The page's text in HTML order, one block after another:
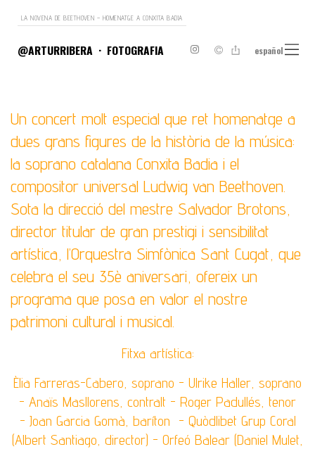
LA NOVENA DE BEETHOVEN – HOMENATGE A CONXITA BADIA
@ARTURRIBERA FOTOGRAFIA español
Un concert molt especial que ret homenatge a
dues grans figures de la història de la música:
la soprano catalana Conxita Badia i el
compositor universal Ludwig van Beethoven.
Sota la direcció del mestre Salvador Brotons,
director titular de gran prestigi i sensibilitat
artística, l’Orquestra Simfònica Sant Cugat, que
celebra el seu 35è aniversari, ofereix un
programa que posa en valor el nostre
patrimoni cultural i musical.
Fitxa artística:
Èlia Farreras-Cabero, soprano - Ulrike Haller, soprano
- Anaïs Masllorens, contralt - Roger Padullés, tenor
- Joan Garcia Gomà, baríton - Quòdlibet Grup Coral
(Albert Santiago, director) - Orfeó Balear (Daniel Mulet,